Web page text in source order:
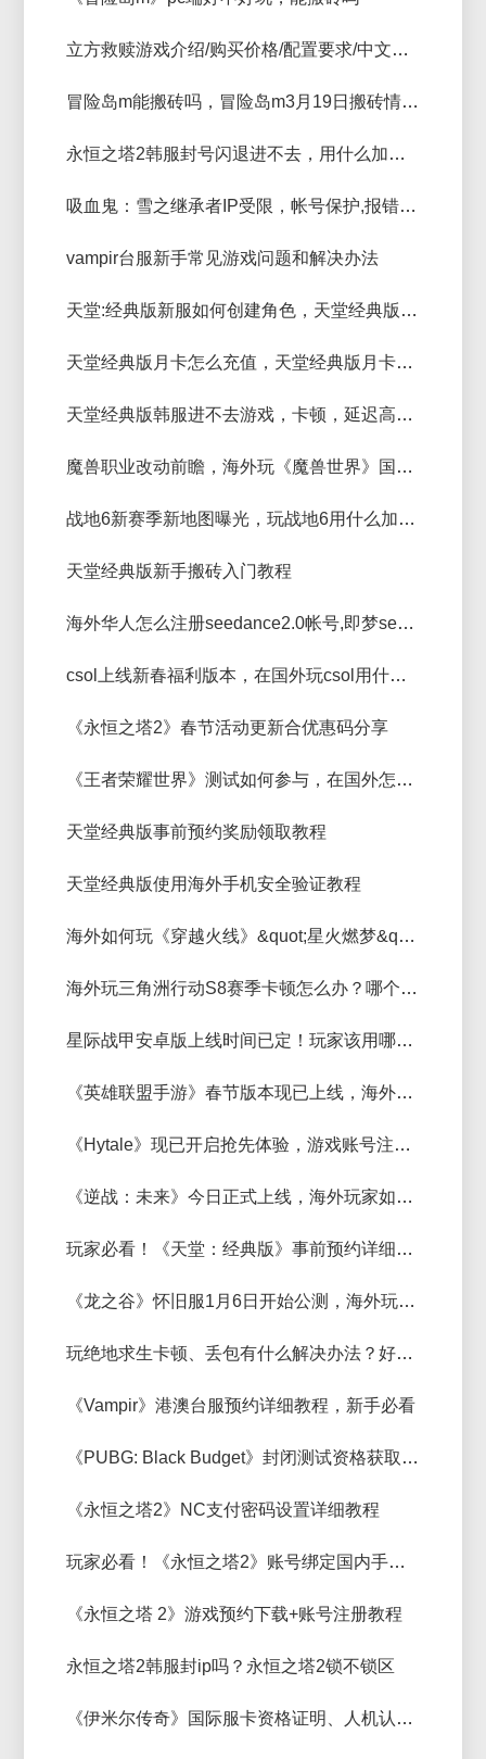
立方救赎游戏介绍/购买价格/配置要求/中文支持/加速器推荐
冒险岛m能搬砖吗，冒险岛m3月19日搬砖情况分享
永恒之塔2韩服封号闪退进不去，用什么加速器独享ip好
吸血鬼：雪之继承者IP受限，帐号保护,报错解决方法
vampir台服新手常见游戏问题和解决办法
天堂:经典版新服如何创建角色，天堂经典版创建角色教程
天堂经典版月卡怎么充值，天堂经典版月卡季卡区别
天堂经典版韩服进不去游戏，卡顿，延迟高解决方法
魔兽职业改动前瞻，海外玩《魔兽世界》国服用什么加速器
战地6新赛季新地图曝光，玩战地6用什么加速器好
天堂经典版新手搬砖入门教程
海外华人怎么注册seedance2.0帐号,即梦seedance2.0注册教程
csol上线新春福利版本，在国外玩csol用什么加速器好？
《永恒之塔2》春节活动更新合优惠码分享
《王者荣耀世界》测试如何参与，在国外怎么玩王者荣耀世界
天堂经典版事前预约奖励领取教程
天堂经典版使用海外手机安全验证教程
海外如何玩《穿越火线》&quot;星火燃梦&quot;版本？好用无卡顿低延迟加速器推荐
海外玩三角洲行动S8赛季卡顿怎么办？哪个加速器好用？稳定无卡顿加速器推荐
星际战甲安卓版上线时间已定！玩家该用哪个加速器？好用无卡顿加速器推荐
《英雄联盟手游》春节版本现已上线，海外玩家如何顺畅参加？
《Hytale》现已开启抢先体验，游戏账号注册详细教程
《逆战：未来》今日正式上线，海外玩家如何无卡顿畅玩国服？用什么加速器好
玩家必看！《天堂：经典版》事前预约详细教程
《龙之谷》怀旧服1月6日开始公测，海外玩家如何无卡顿畅玩？好用稳定加速器推荐
玩绝地求生卡顿、丢包有什么解决办法？好用无卡顿加速器分享
《Vampir》港澳台服预约详细教程，新手必看
《PUBG: Black Budget》封闭测试资格获取详细教程
《永恒之塔2》NC支付密码设置详细教程
玩家必看！《永恒之塔2》账号绑定国内手机号详细教程
《永恒之塔 2》游戏预约下载+账号注册教程
永恒之塔2韩服封ip吗？永恒之塔2锁不锁区
《伊米尔传奇》国际服卡资格证明、人机认证解决教程